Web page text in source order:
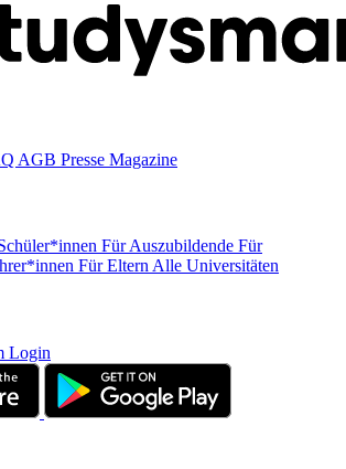
AGB Presse Magazine
Für Auszubildende Für
Für Eltern Alle Universitäten
Login